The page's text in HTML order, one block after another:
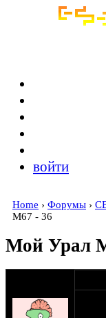
Home › Форумы ›
М67 - 36
Мой Урал
войти